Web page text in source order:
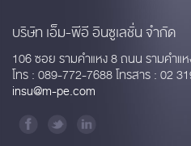
บริษัท เอ็ม-พีอี อินซูเลชั่น จำกัด
106 ซอย รามคำแหง 8 ถนน รามคำแ
โทร : 089-772-7688 โทรสาร : 02
insu@m-pe.com